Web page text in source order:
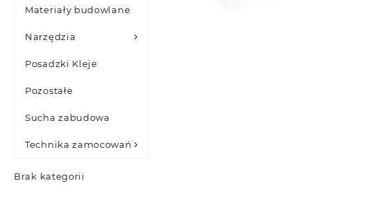
Materiały budowlane
Narzędzia
Posadzki Kleje
Pozostałe
Sucha zabudowa
Technika zamocowań
Brak kategorii